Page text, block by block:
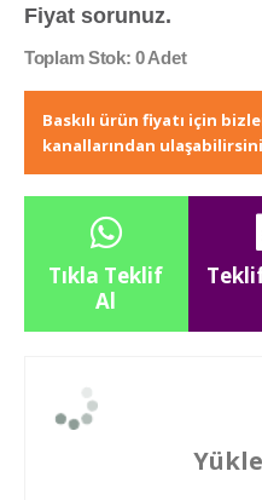
Fiyat sorunuz.
Toplam Stok: 0 Adet
Baskılı ürün fiyatı için
kanallarından
Tıkla Teklif
Al